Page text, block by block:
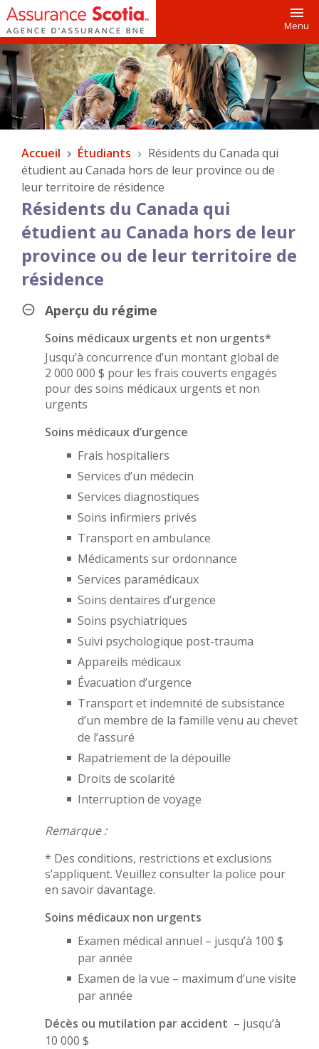
Menu
Accueil Étudiants
Résidents du Canada qui
étudient au Canada hors de leur province ou de
leur territoire de résidence
Résidents du Canada qui
étudient au Canada hors de leur
province ou de leur territoire de
résidence
Aperçu du régime
Soins médicaux urgents et non urgents*
Jusqu’à concurrence d’un montant global de
2 000 000 $ pour les frais couverts engagés
pour des soins médicaux urgents et non
urgents
Soins médicaux d’urgence
Frais hospitaliers
Services d’un médecin
Services diagnostiques
Soins infirmiers privés
Transport en ambulance
Médicaments sur ordonnance
Services paramédicaux
Soins dentaires d’urgence
Soins psychiatriques
Suivi psychologique post-trauma
Appareils médicaux
Évacuation d’urgence
Transport et indemnité de subsistance
d’un membre de la famille venu au chevet
de l’assuré
Rapatriement de la dépouille
Droits de scolarité
Interruption de voyage
Remarque :
* Des conditions, restrictions et exclusions
s’appliquent. Veuillez consulter la police pour
en savoir davantage.
Soins médicaux non urgents
Examen médical annuel – jusqu’à 100 $
par année
Examen de la vue – maximum d’une visite
par année
Décès ou mutilation par accident – jusqu’à
10 000 $